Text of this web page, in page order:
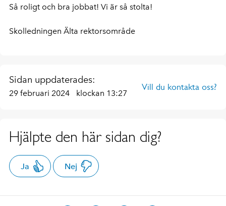
Så roligt och bra jobbat! Vi är så stolta!
Skolledningen Älta rektorsområde
Sidan uppdaterades:
29 februari 2024 klockan 13:27
Vill du kontakta oss?
Hjälpte den här sidan dig?
Ja Nej